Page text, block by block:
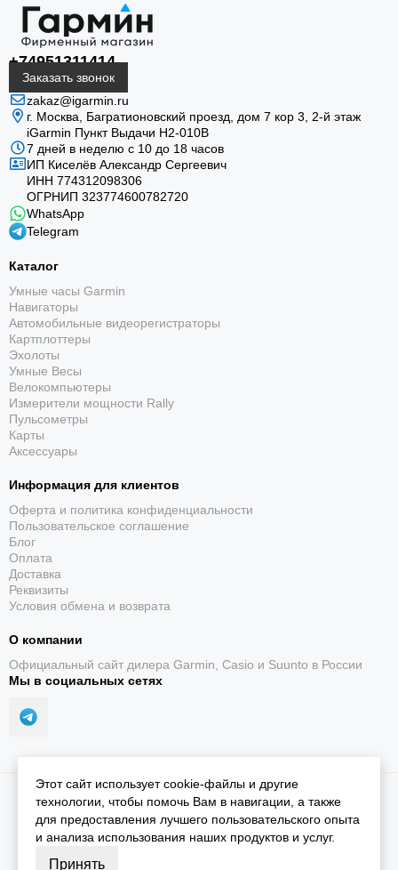
+74951311414
Заказать звонок
zakaz@igarmin.ru
г. Москва, Багратионовский проезд, дом 7 кор 3, 2-й этаж
iGarmin Пункт Выдачи Н2-010В
7 дней в неделю с 10 до 18 часов
ИП Киселёв Александр Сергеевич
ИНН 774312098306
ОГРНИП 323774600782720
WhatsApp
Telegram
Каталог
Умные часы Garmin
Навигаторы
Автомобильные видеорегистраторы
Картплоттеры
Эхолоты
Умные Весы
Велокомпьютеры
Измерители мощности Rally
Пульсометры
Карты
Аксессуары
Информация для клиентов
Оферта и политика конфиденциальности
Пользовательское соглашение
Блог
Оплата
Доставка
Реквизиты
Условия обмена и возврата
О компании
Официальный сайт дилера Garmin, Casio и Suunto в России
Мы в социальных сетях
2026 © iGarmin.Карта сайта
Этот сайт использует cookie-файлы и другие
технологии, чтобы помочь Вам в навигации, а также
для предоставления лучшего пользовательского опыта
и анализа использования наших продуктов и услуг.
Принять